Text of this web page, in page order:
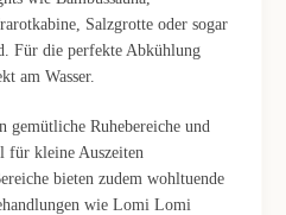
Salzgrotte oder sogar
Für die perfekte Abkühlung
am Wasser.
gemütliche Ruhebereiche und
für kleine Auszeiten
bieten zudem wohltuende
wie Lomi Lomi